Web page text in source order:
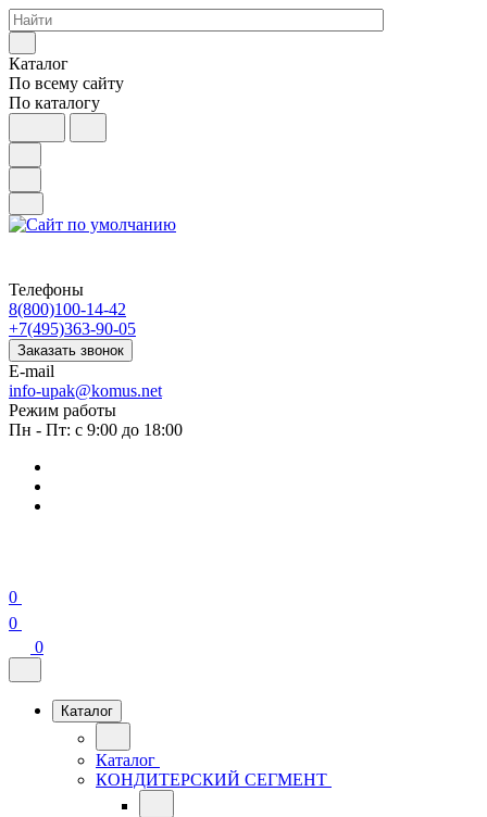
Каталог
По всему сайту
По каталогу
Телефоны
8(800)100-14-42
+7(495)363-90-05
Заказать звонок
E-mail
info-upak@komus.net
Режим работы
Пн - Пт: с 9:00 до 18:00
0
0
0
Каталог
Каталог
КОНДИТЕРСКИЙ СЕГМЕНТ